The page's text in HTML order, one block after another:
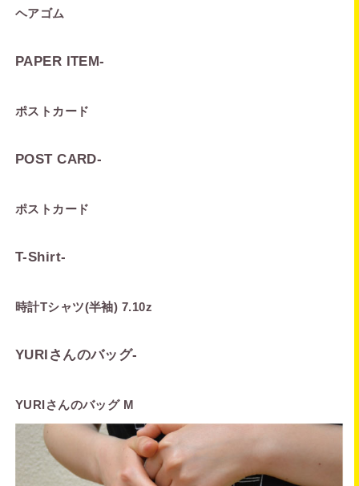
ヘアゴム
PAPER ITEM-
ポストカード
POST CARD-
ポストカード
T-Shirt-
時計Tシャツ(半袖) 7.10z
YURIさんのバッグ-
YURIさんのバッグ M